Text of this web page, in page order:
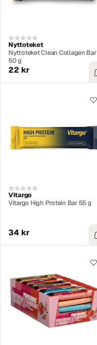
Nyttoteket
Nyttoteket Clean Collagen Bar
50 g
22 kr
Vitargo
Vitargo High Protein Bar 55 g
34 kr